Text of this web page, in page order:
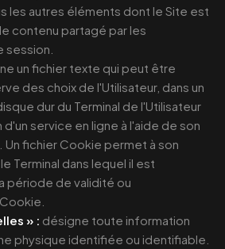
les autres éléments dont le Site est
contenu partagé par les
session.
un fichier texte qui peut être
des choix de l'Utilisateur, dans un
dur du Terminal de l'Utilisateur
service en ligne à l'aide de son
Un fichier Cookie permet à son
Terminal dans lequel il est
période de validité ou
» : désigne toute information
physique identifiée ou identifiable.